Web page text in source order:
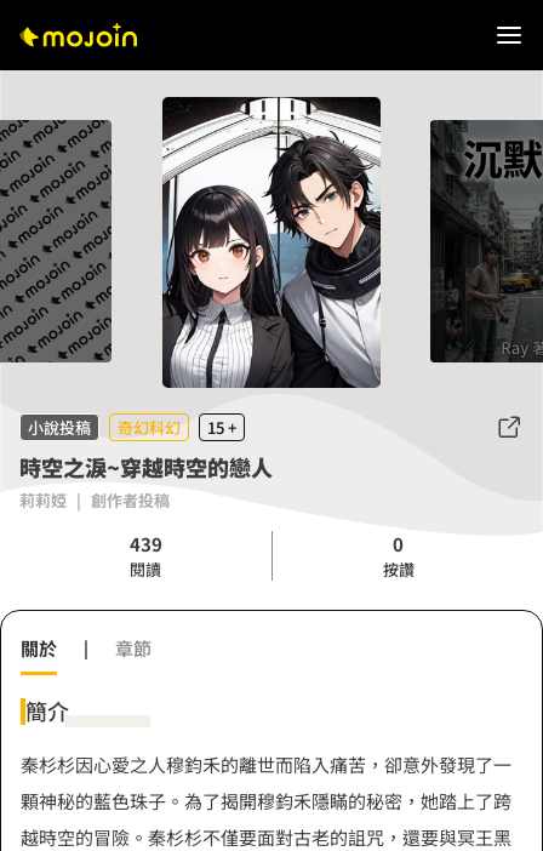
小說投稿 奇幻科幻 15 +
時空之淚~穿越時空的戀人
莉莉婭 | 創作者投稿
439
閱讀
0
按讚
關於 | 章節
簡介
秦杉杉因心愛之人穆鈞禾的離世而陷入痛苦，卻意外發現了一
顆神秘的藍色珠子。為了揭開穆鈞禾隱瞞的秘密，她踏上了跨
越時空的冒險。秦杉杉不僅要面對古老的詛咒，還要與冥王黑